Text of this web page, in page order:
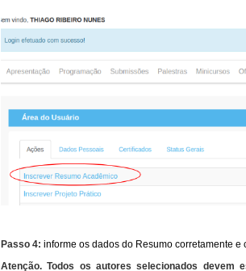
Passo 4: informe os dados do Resumo corretamente e
Atenção. Todos os autores selecionados devem